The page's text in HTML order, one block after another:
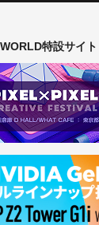
特設サイト